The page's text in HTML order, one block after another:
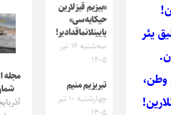
«بیزیم قیزلارین
حیکایه‌سی»
یایینلانماقدادیر!
سه‌شنبه ۱۶ تیر
تبریزیم منیم
چهارشنبه ۱۰ تیر
مجله ایشیق
آذربایجان و